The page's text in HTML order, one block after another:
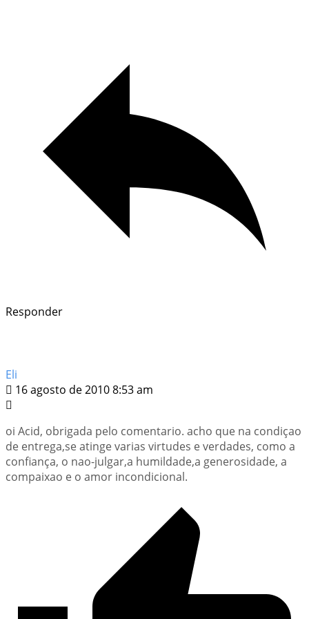
Responder
Eli
16 agosto de 2010 8:53 am
oi Acid, obrigada pelo comentario. acho que na condiçao
de entrega,se atinge varias virtudes e verdades, como a
confiança, o nao-julgar,a humildade,a generosidade, a
compaixao e o amor incondicional.